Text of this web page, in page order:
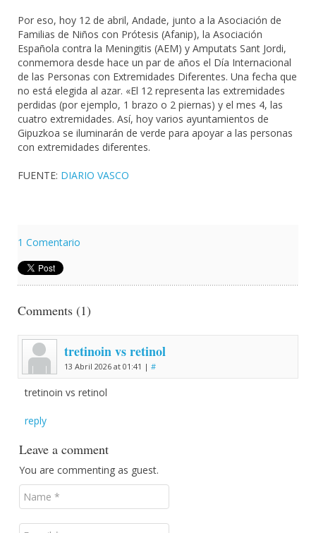
Por eso, hoy 12 de abril, Andade, junto a la Asociación de
Familias de Niños con Prótesis (Afanip), la Asociación
Española contra la Meningitis (AEM) y Amputats Sant Jordi,
conmemora desde hace un par de años el Día Internacional
de las Personas con Extremidades Diferentes. Una fecha que
no está elegida al azar. «El 12 representa las extremidades
perdidas (por ejemplo, 1 brazo o 2 piernas) y el mes 4, las
cuatro extremidades. Así, hoy varios ayuntamientos de
Gipuzkoa se iluminarán de verde para apoyar a las personas
con extremidades diferentes.
FUENTE: DIARIO VASCO
1 Comentario
Comments (1)
tretinoin vs retinol
13 Abril 2026 at 01:41 | #
tretinoin vs retinol
reply
Leave a comment
You are commenting as guest.